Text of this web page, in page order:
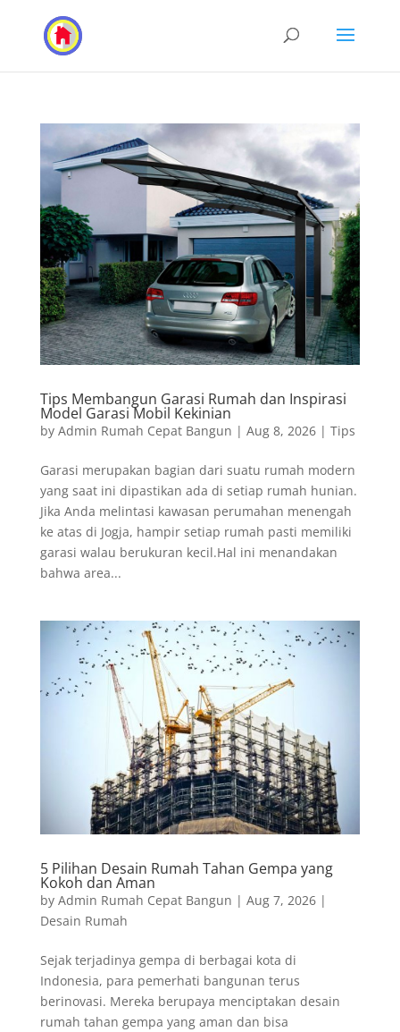
Tips Membangun Garasi Rumah dan Inspirasi
Model Garasi Mobil Kekinian
by Admin Rumah Cepat Bangun | Aug 8, 2026| Tips
Garasi merupakan bagian dari suatu rumah modern
yang saat ini dipastikan ada di setiap rumah hunian.
Jika Anda melintasi kawasan perumahan menengah
ke atas di Jogja, hampir setiap rumah pasti memiliki
garasi walau berukuran kecil.Hal ini menandakan
bahwa area...
5 Pilihan Desain Rumah Tahan Gempa yang
Kokoh dan Aman
by Admin Rumah Cepat Bangun | Aug 7, 2026|
Desain Rumah
Sejak terjadinya gempa di berbagai kota di
Indonesia, para pemerhati bangunan terus
berinovasi. Mereka berupaya menciptakan desain
rumah tahan gempa yang aman dan bisa